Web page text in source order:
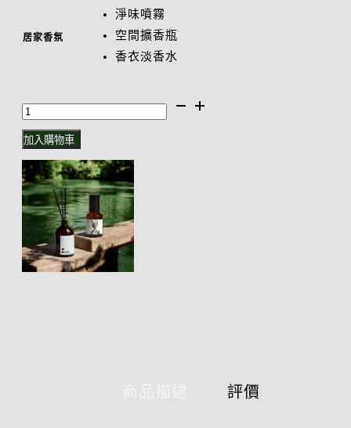
居家香氛
淨味噴霧
空間擴香瓶
香衣淡香水
漫
步
|
香
淡
加入購物車
評價